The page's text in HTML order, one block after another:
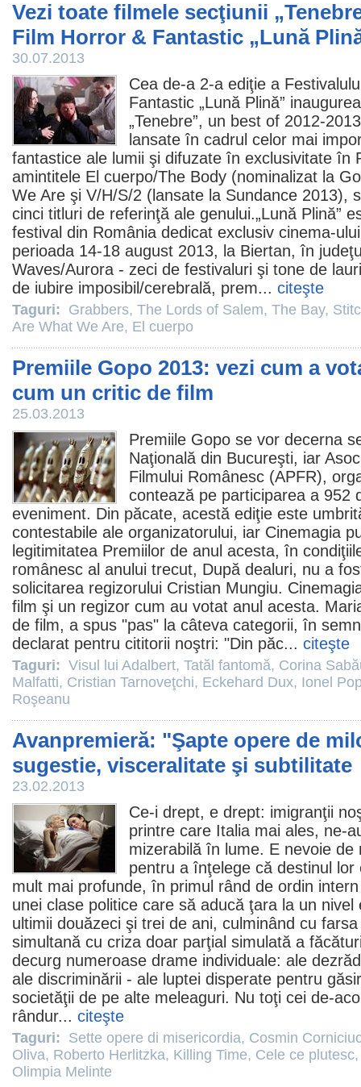
Vezi toate filmele secţiunii
Film Horror & Fantastic „Lună
30.07.2013
Cea de-a 2-a ediţie a
Fantastic „Lună Plină”
„Tenebre”, un best of 2012-
lansate în cadrul celor mai
fantastice ale lumii şi difuzate în exclusivitate în
amintitele El cuerpo/The Body (nominalizat la
We Are şi V/H/S/2 (lansate la Sundance 2013),
cinci titluri de referinţă ale genului.„Lună Plină”
festival din România dedicat exclusiv cinema-
perioada 14-18 august 2013, la Biertan, în
Waves/Aurora - zeci de festivaluri şi tone de
de iubire imposibil/cerebrală, prem... citeşte
Taguri: Grabbers, The Lords of Salem, The Bay,
Are What We Are, El cuerpo
Premiile Gopo 2013: vezi cum a
cum un critic de film
25.03.2013
Premiile Gopo se vor decerna
Naţională din Bucureşti, iar
Filmului Românesc (APFR),
contează pe participarea a 952
eveniment. Din păcate, acestă ediţie este
contestabile ale organizatorului, iar Cinemagia
legitimitatea Premiilor de anul acesta, în
românesc al anului trecut, După dealuri, nu a
solicitarea regizorului Cristian Mungiu.
film şi un regizor cum au votat anul acesta.
de film, a spus "pas" la câteva categorii, în
declarat pentru cititorii noştri: "Din păc... citeşte
Taguri: Visul lui Adalbert, Tatăl fantomă, Corina
Malfatti, Cristian Tarnoveţchi, Eckehard Dux, Ionel
Roşeanu
Avanpremieră: "Şapte opere de
sugestie, visceralitate şi subtilitate
23.02.2013
Ce-i drept, e drept: imigranţii
printre care Italia mai ales, ne-
mizerabilă în lume. E nevoie de
pentru a înţelege că destinul
mult mai profunde, în primul rând de ordin
unei clase politice care să aducă ţara la un
ultimii douăzeci şi trei de ani, culminând cu
simultană cu criza doar parţial simulată a
decurg numeroase drame individuale: ale
ale discriminării - ale luptei disperate pentru
societăţii de pe alte meleaguri. Nu toţi cei de-
rândur... citeşte
Taguri: Sette opere di misericordia, Cosmin
Oliva, Roberto Herlitzka, Killing Time, Cele ce plutesc
Olimpia Melinte